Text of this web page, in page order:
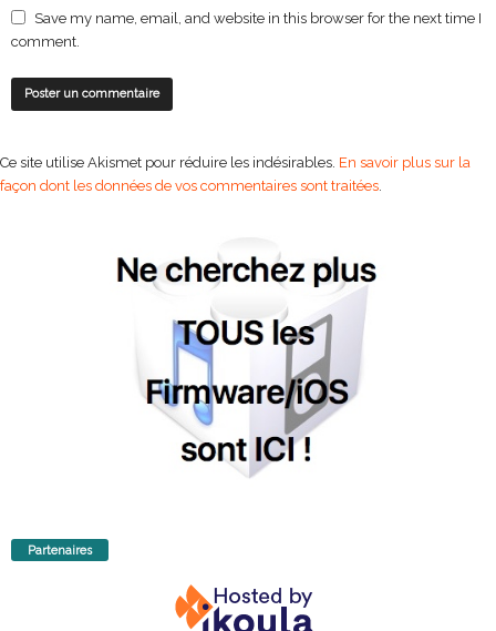
Save my name, email, and website in this browser for the next time I
comment.
Ce site utilise Akismet pour réduire les indésirables. En savoir plus sur la
façon dont les données de vos commentaires sont traitées
Partenaires